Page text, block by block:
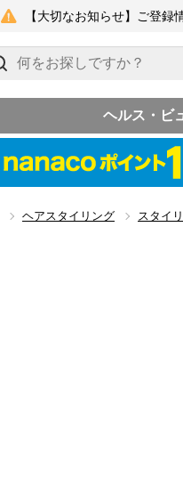
【大切なお知らせ】ご登
ヘルス・ビ
ヘアスタイリング スタイ